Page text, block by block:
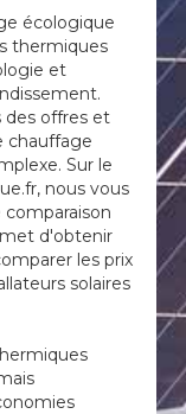
écologique
thermiques
et
des offres et
chauffage
Sur le
nous vous
d'obtenir
les prix
solaires